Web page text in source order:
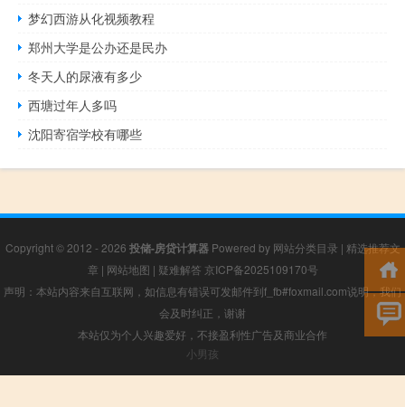
梦幻西游从化视频教程
郑州大学是公办还是民办
冬天人的尿液有多少
西塘过年人多吗
沈阳寄宿学校有哪些
Copyright © 2012 - 2026 投储-房贷计算器Powered by 网站分类目录 | 精选推荐文
章 | 网站地图 | 疑难解答 京ICP备2025109170号
声明：本站内容来自互联网，如信息有错误可发邮件到f_fb#foxmail.com说明，我们
会及时纠正，谢谢
本站仅为个人兴趣爱好，不接盈利性广告及商业合作
小男孩